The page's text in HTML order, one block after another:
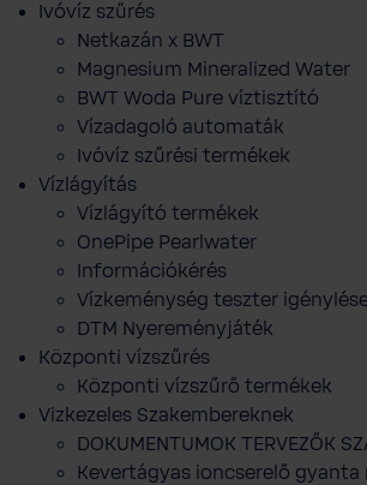
Ivóvíz szűrés
Netkazán x BWT
Magnesium Mineralized Water
BWT Woda Pure víztisztító
Vízadagoló automaták
Ivóvíz szűrési termékek
Vízlágyítás
Vízlágyító termékek
OnePipe Pearlwater
Információkérés
Vízkeménység teszter
DTM Nyereményjáték
Központi vízszűrés
Központi vízszűrő termékek
Vizkezeles Szakembereknek
DOKUMENTUMOK TERVEZŐK
Kevertágyas ioncserelő gyanta